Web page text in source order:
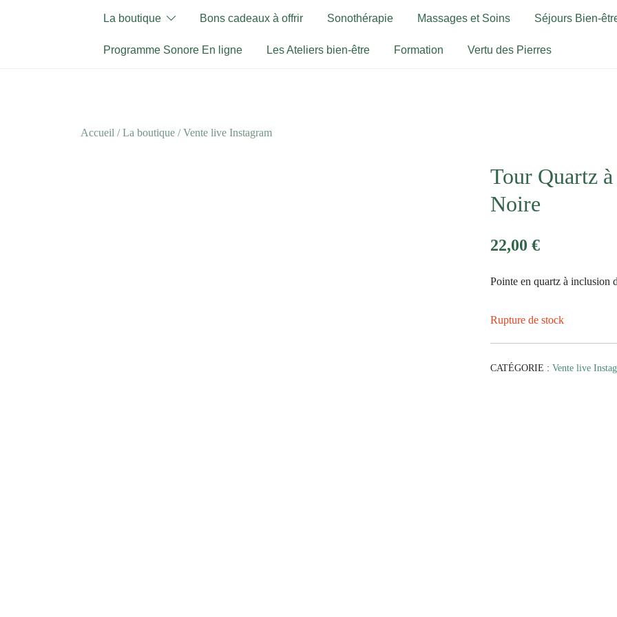
La boutique Bons cadeaux à offrir Sonothérapie Massages et Soins Séjours Bien-
Programme Sonore En ligne Les Ateliers bien-être Formation Vertu des Pierres
Accueil /La boutique /Vente live Instagram
Tour Quartz
Noire
22,00 €
Pointe en quartz à inclusion
Rupture de stock
CATÉGORIE : Vente live